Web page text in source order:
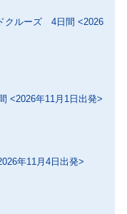
クルーズ 4日間 <2026
<2026年11月1日出発>
年11月4日出発>